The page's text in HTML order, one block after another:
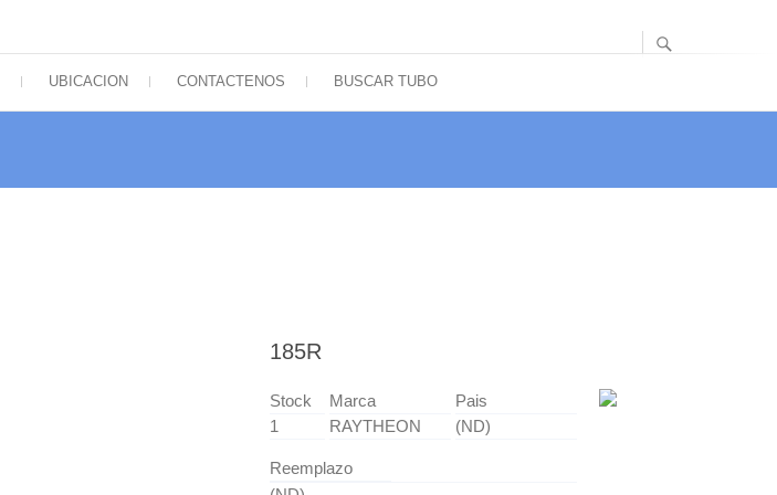
UBICACION CONTACTENOS BUSCAR TUBO
185R
Stock Marca
Pais
1
RAYTHEON (ND)
Reemplazo